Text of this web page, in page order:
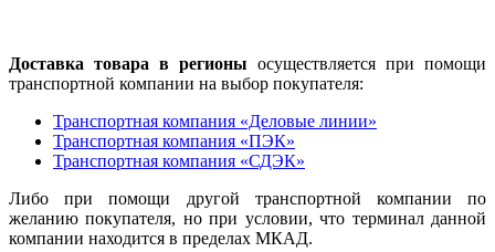
Доставка товара в регионы осуществляется при помощи
транспортной компании на выбор покупателя:
Транспортная компания «Деловые линии»
Транспортная компания «ПЭК»
Транспортная компания «СДЭК»
Либо при помощи другой транспортной компании по
желанию покупателя, но при условии, что терминал данной
компании находится в пределах МКАД.